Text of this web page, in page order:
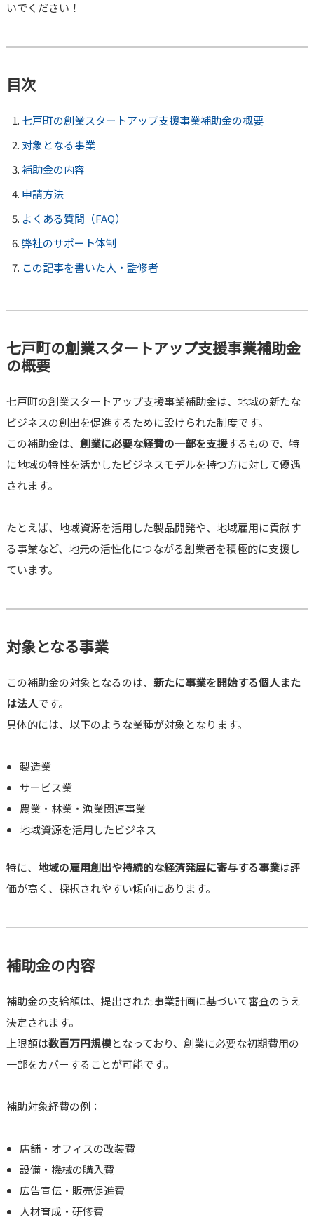
いでください！
目次
七戸町の創業スタートアップ支援事業補助金の概要
対象となる事業
補助金の内容
申請方法
よくある質問（FAQ）
弊社のサポート体制
この記事を書いた人・監修者
七戸町の創業スタートアップ支援事業補助金
の概要
七戸町の創業スタートアップ支援事業補助金は、地域の新たな
ビジネスの創出を促進するために設けられた制度です。
この補助金は、 創業に必要な経費の一部を支援するもので、特
に地域の特性を活かしたビジネスモデルを持つ方に対して優遇
されます。
たとえば、地域資源を活用した製品開発や、地域雇用に貢献す
る事業など、地元の活性化につながる創業者を積極的に支援し
ています。
対象となる事業
この補助金の対象となるのは、 新たに事業を開始する個人また
は法人です。
具体的には、以下のような業種が対象となります。
製造業
サービス業
農業・林業・漁業関連事業
地域資源を活用したビジネス
特に、 地域の雇用創出や持続的な経済発展に寄与する事業は評
価が高く、採択されやすい傾向にあります。
補助金の内容
補助金の支給額は、提出された事業計画に基づいて審査のうえ
決定されます。
上限額は数百万円規模となっており、創業に必要な初期費用の
一部をカバーすることが可能です。
補助対象経費の例：
店舗・オフィスの改装費
設備・機械の購入費
広告宣伝・販売促進費
人材育成・研修費